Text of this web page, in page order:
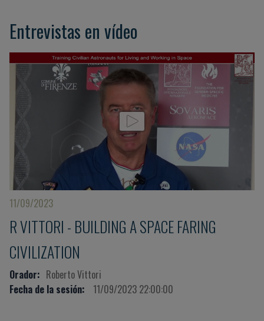
Entrevistas en vídeo
11/09/2023
R VITTORI - BUILDING A SPACE FARING
CIVILIZATION
Orador: Roberto Vittori
Fecha de la sesión:
11/09/2023 22:00:00